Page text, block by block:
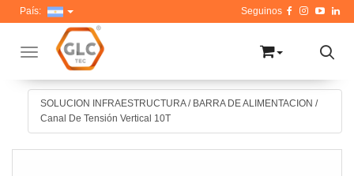
Toggle navigation
País:
SOLUCION INFRAESTRUCTURA/ BARRA DE ALIMENTACION /
Canal De Tensión Vertical 10T